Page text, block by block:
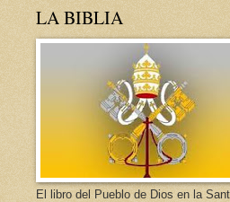
LA BIBLIA
El libro del Pueblo de Dios en la